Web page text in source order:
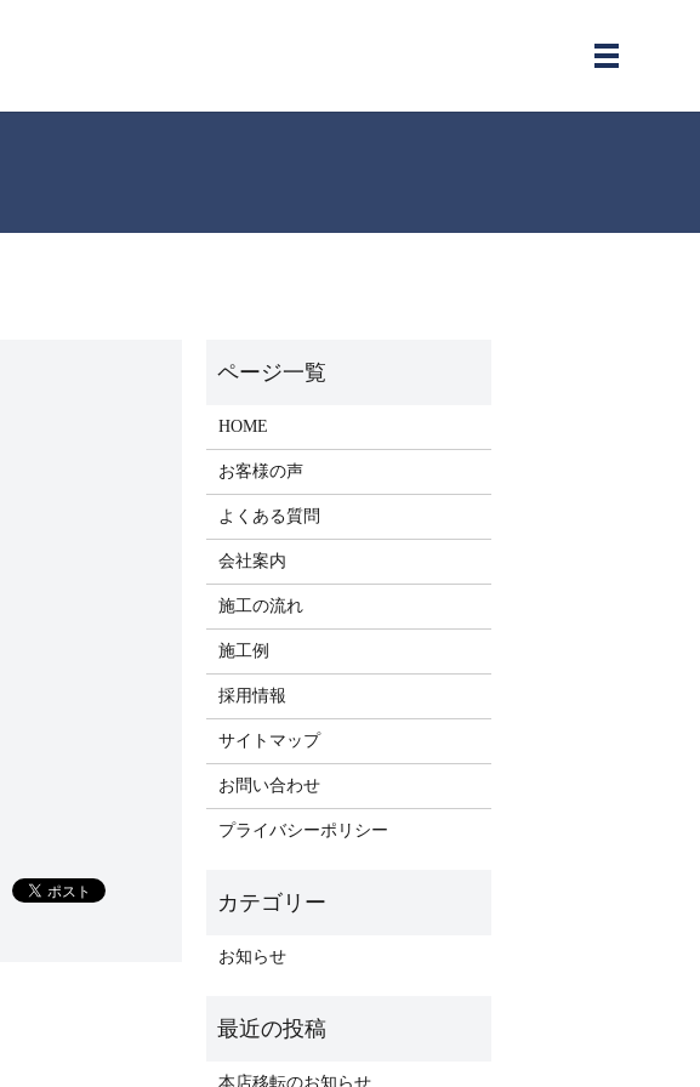
メニュー
HOME
お客様の声
よくある質問
会社案内
施工の流れ
施工例
採用情報
サイトマップ
お問い合わせ
プライバシーポリシー
お知らせ
本店移転のお知らせ